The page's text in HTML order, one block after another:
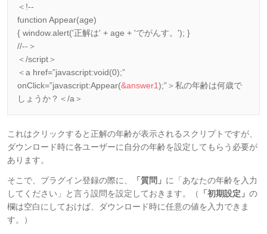
＜!--
function Appear(age)
{ window.alert('正解は' + age + 'でがんす。'); }
//--＞
＜/script＞
＜a href=”javascript:void(0);”
onClick=”javascript:Appear(&answer1);”＞私の年齢は何歳で
しょうか？＜/a＞
これはクリックすると正解の年齢が表示されるスクリプトですが、
ダウンロード時に各ユーザーに自分の年齢を設定してもらう必要が
あります。
そこで、プラグイン登録の際に、 「質問」 に「あなたの年齢を入力
してください」と言う設問を設定しておきます。（
「初期設定」 の
欄は空白にしておけば、ダウンロード時に任意の値を入力できま
す。）